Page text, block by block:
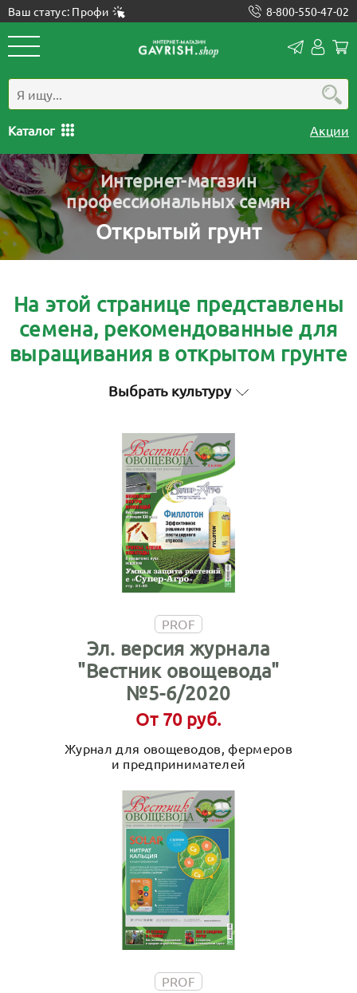
Ваш статус: Профи 8-800-550-47-02
Каталог Акции
Интернет-магазин
профессиональных семян
Открытый грунт
На этой странице представлены
семена, рекомендованные для
выращивания в открытом грунте
Выбрать культуру
PROF
Эл. версия журнала
"Вестник овощевода"
№5-6/2020
От 70 руб.
Журнал для овощеводов, фермеров
и предпринимателей
PROF